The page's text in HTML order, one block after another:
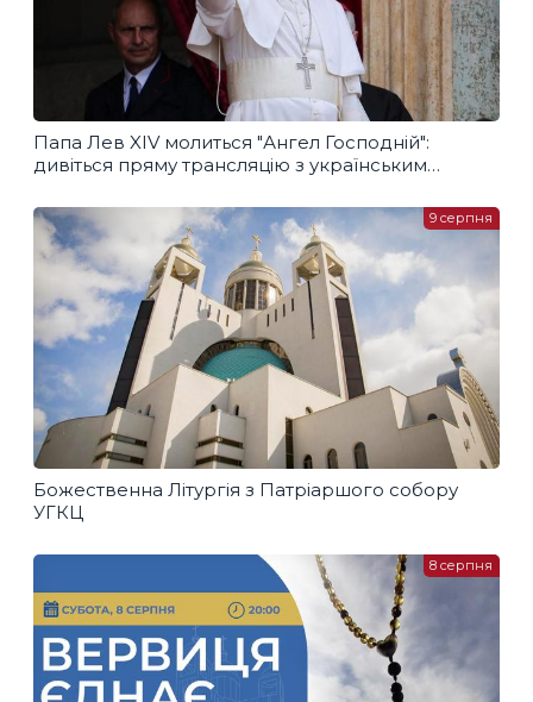
Папа Лев XIV молиться "Ангел Господній":
дивіться пряму трансляцію з українським
Божественна Літургія з Патріаршого собору
УГКЦ
9 серпня
8 серпня